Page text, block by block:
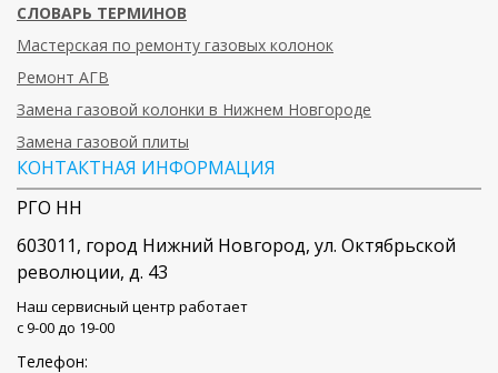
СЛОВАРЬ ТЕРМИНОВ
Мастерская по ремонту газовых колонок
Ремонт АГВ
Замена газовой колонки в Нижнем Новгороде
Замена газовой плиты
КОНТАКТНАЯ ИНФОРМАЦИЯ
РГО НН
603011, город Нижний Новгород, ул. Октябрьской
революции, д. 43
Наш сервисный центр работает
c 9-00 до 19-00
Телефон: